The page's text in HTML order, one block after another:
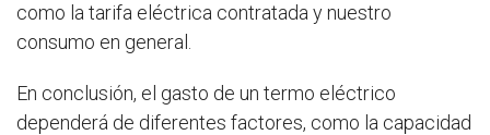
como la tarifa eléctrica contratada y nuestro
consumo en general.
En conclusión, el gasto de un termo eléctrico
dependerá de diferentes factores, como la capacidad